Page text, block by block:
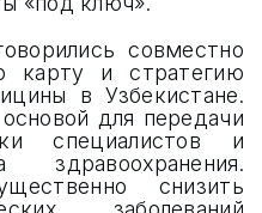
ВЫСТАВОК
совместно
карту и стратегию
в Узбекистане.
для передачи
специалистов и
здравоохранения.
снизить